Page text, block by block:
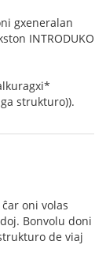
gxeneralan
INTRODUKO
strukturo)).
oni volas
Bonvolu doni
de viaj